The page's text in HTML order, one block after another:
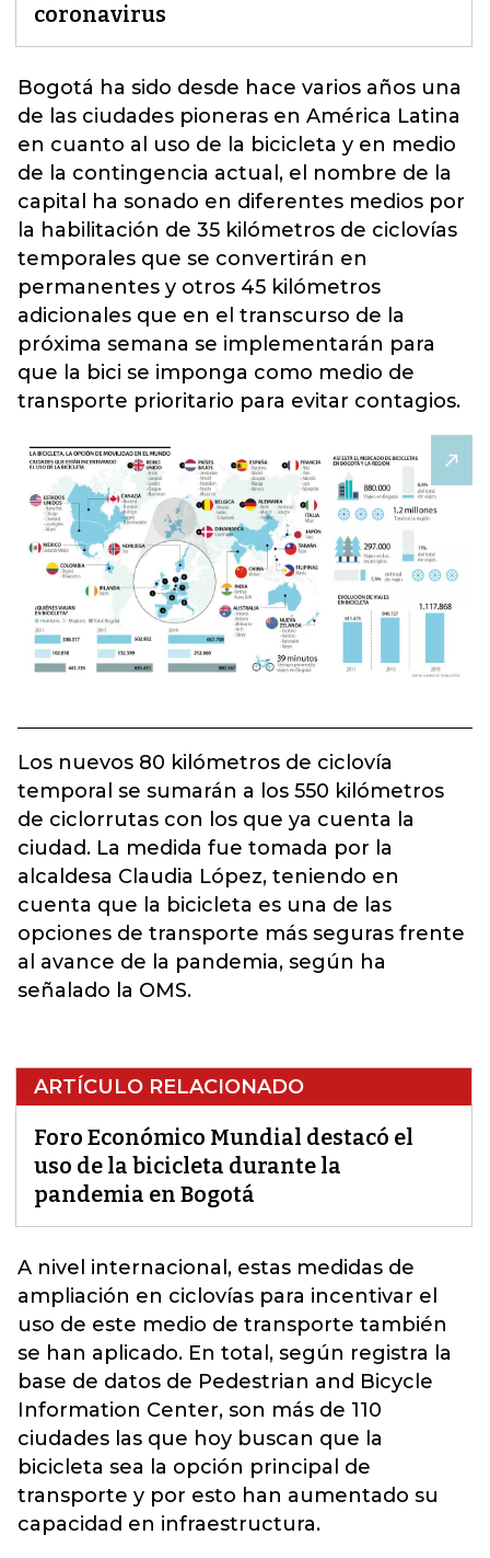
coronavirus
Bogotá ha sido desde hace varios años una
de las ciudades pioneras en América Latina
en cuanto al uso de la bicicleta y en medio
de la contingencia actual, el nombre de la
capital ha sonado en diferentes medios por
la habilitación de 35 kilómetros de ciclovías
temporales que se convertirán en
permanentes y otros 45 kilómetros
adicionales que en el transcurso de la
próxima semana se implementarán para
que la bici se imponga como medio de
transporte prioritario para evitar contagios.
Los nuevos 80 kilómetros de ciclovía
temporal se sumarán a los 550 kilómetros
de ciclorrutas con los que ya cuenta la
ciudad. La medida fue tomada por la
alcaldesa Claudia López, teniendo en
cuenta que la bicicleta es una de las
opciones de transporte más seguras frente
al avance de la pandemia, según ha
señalado la OMS.
ARTÍCULO RELACIONADO
Foro Económico Mundial destacó el
uso de la bicicleta durante la
pandemia en Bogotá
A nivel internacional, estas medidas de
ampliación en ciclovías para incentivar el
uso de este medio de transporte también
se han aplicado. En total, según registra la
base de datos de Pedestrian and Bicycle
Information Center, son más de 110
ciudades las que hoy buscan que la
bicicleta sea la opción principal de
transporte y por esto han aumentado su
capacidad en infraestructura.